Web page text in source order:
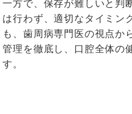
一方で、保存が難しいと判
は行わず、適切なタイミン
も、歯周病専門医の視点か
管理を徹底し、口腔全体の
す。